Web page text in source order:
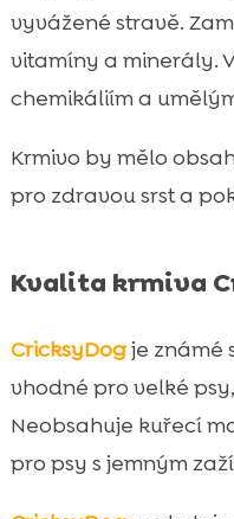
vyvážené stravě.
vitamíny a minerály.
chemikáliím a
Krmivo by mělo
pro zdravou srst a
Kvalita krmiva
CricksyDogje známé
vhodné pro velké
Neobsahuje kuřecí
pro psy s jemným